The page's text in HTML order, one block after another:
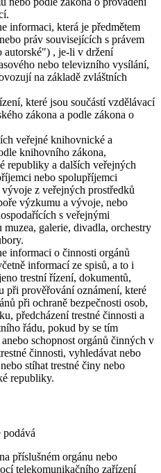
informaci, která je předmětem
práv souvisejících s právem
autorské") , je-li v držení
nebo televizního vysílání,
na základě zvláštních
které jsou součástí vzdělávací
zákona a podle zákona o
veřejné knihovnické a
knihovního zákona,
republiky a dalších veřejných
nebo spolupříjemci
z veřejných prostředků
výzkumu a vývoje, nebo
s veřejnými
muzea, galerie, divadla, orchestry
informaci o činnosti orgánů
informací ze spisů, a to i
trestní řízení, dokumentů,
při prověřování oznámení, které
při ochraně bezpečnosti osob,
předcházení trestné činnosti a
řádu, pokud by se tím
schopnost orgánů činných v
činnosti, vyhledávat nebo
stíhat trestné činy nebo
republiky.
podává
příslušném orgánu nebo
telekomunikačního zařízení